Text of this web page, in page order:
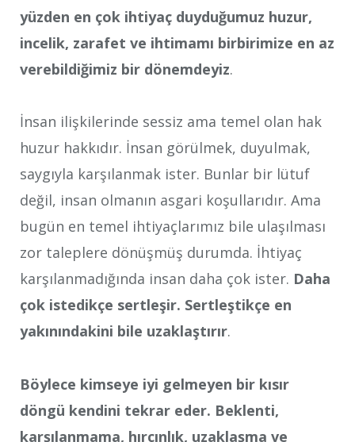
yüzden en çok ihtiyaç duyduğumuz huzur,
incelik, zarafet ve ihtimamı birbirimize en az
verebildiğimiz bir dönemdeyiz.
İnsan ilişkilerinde sessiz ama temel olan hak
huzur hakkıdır. İnsan görülmek, duyulmak,
saygıyla karşılanmak ister. Bunlar bir lütuf
değil, insan olmanın asgari koşullarıdır. Ama
bugün en temel ihtiyaçlarımız bile ulaşılması
zor taleplere dönüşmüş durumda. İhtiyaç
karşılanmadığında insan daha çok ister. Daha
çok istedikçe sertleşir. Sertleştikçe en
yakınındakini bile uzaklaştırır.
Böylece kimseye iyi gelmeyen bir kısır
döngü kendini tekrar eder. Beklenti,
karşılanmama, hırçınlık, uzaklaşma ve